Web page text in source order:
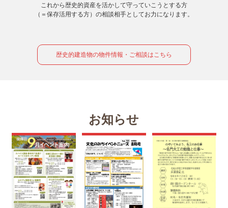
これから歴史的資産を活かして守っていこうとする方
（＝保存活用する方）の相談相手としてお力になります。
歴史的建造物の物件情報・ご相談はこちら
お知らせ